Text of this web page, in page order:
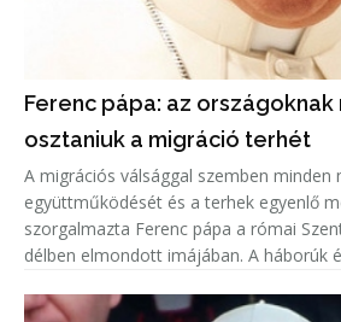
Ferenc pápa: az
osztaniuk a migráció terhét
A migrációs válsággal szemben minden
együttműködését és a terhek egyenlő
szorgalmazta Ferenc pápa a római
délben elmondott